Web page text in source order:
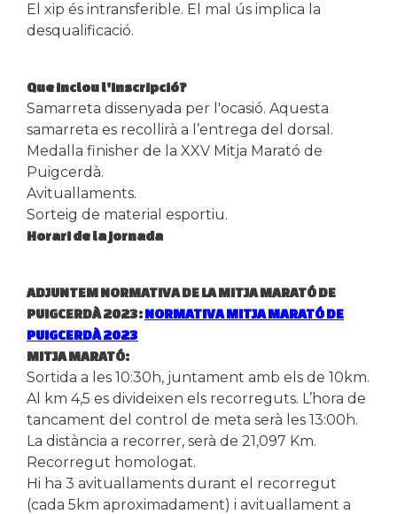
El xip és intransferible. El mal ús implica la
desqualificació.
Que inclou l'inscripció?
Samarreta dissenyada per l'ocasió. Aquesta
samarreta es recollirà a l’entrega del dorsal.
Medalla finisher de la XXV Mitja Marató de
Puigcerdà.
Avituallaments.
Sorteig de material esportiu.
Horari de la jornada
ADJUNTEM NORMATIVA DE LA MITJA MARATÓ DE
PUIGCERDÀ 2023:NORMATIVA MITJA MARATÓ DE
PUIGCERDÀ 2023
MITJA MARATÓ:
Sortida a les 10:30h, juntament amb els de 10km.
Al km 4,5 es divideixen els recorreguts. L’hora de
tancament del control de meta serà les 13:00h.
La distància a recorrer, serà de 21,097 Km.
Recorregut homologat.
Hi ha 3 avituallaments durant el recorregut
(cada 5km aproximadament) i avituallament a